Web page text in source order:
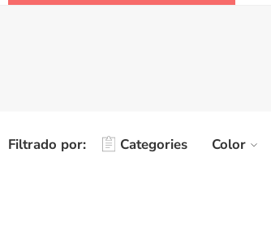
Filtrado por: Categories Color